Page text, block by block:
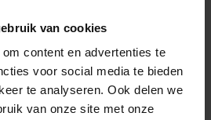
van cookies
content en advertenties te
voor social media te bieden
te analyseren. Ook delen we
van onze site met onze
22 | Beamershutterflap Maxi